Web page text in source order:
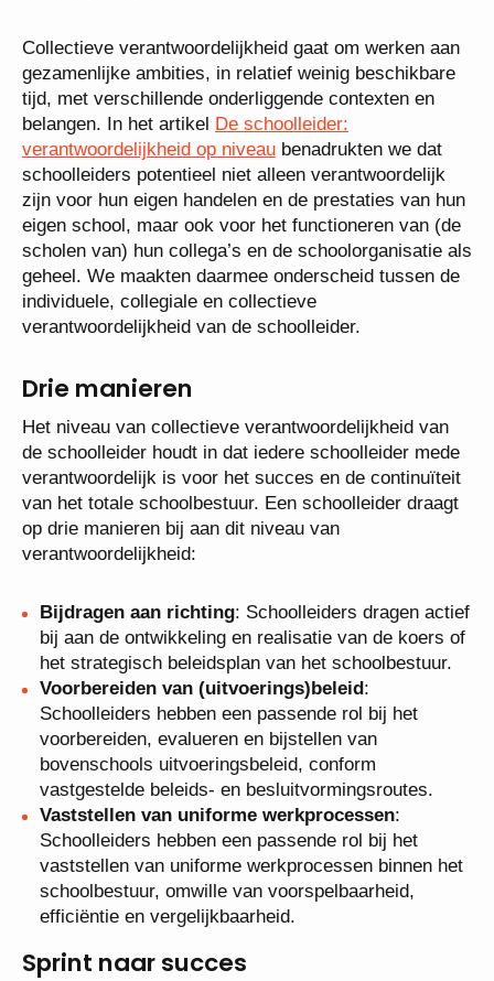
Collectieve verantwoordelijkheid gaat om werken aan
gezamenlijke ambities, in relatief weinig beschikbare
tijd, met verschillende onderliggende contexten en
belangen. In het artikel De schoolleider:
verantwoordelijkheid op niveau benadrukten we dat
schoolleiders potentieel niet alleen verantwoordelijk
zijn voor hun eigen handelen en de prestaties van hun
eigen school, maar ook voor het functioneren van (de
scholen van) hun collega’s en de schoolorganisatie als
geheel. We maakten daarmee onderscheid tussen de
individuele, collegiale en collectieve
verantwoordelijkheid van de schoolleider.
Drie manieren
Het niveau van collectieve verantwoordelijkheid van
de schoolleider houdt in dat iedere schoolleider mede
verantwoordelijk is voor het succes en de continuïteit
van het totale schoolbestuur. Een schoolleider draagt
op drie manieren bij aan dit niveau van
verantwoordelijkheid:
Bijdragen aan richting: Schoolleiders dragen actief
bij aan de ontwikkeling en realisatie van de koers of
het strategisch beleidsplan van het schoolbestuur.
Voorbereiden van (uitvoerings)beleid:
Schoolleiders hebben een passende rol bij het
voorbereiden, evalueren en bijstellen van
bovenschools uitvoeringsbeleid, conform
vastgestelde beleids- en besluitvormingsroutes.
Vaststellen van uniforme werkprocessen:
Schoolleiders hebben een passende rol bij het
vaststellen van uniforme werkprocessen binnen het
schoolbestuur, omwille van voorspelbaarheid,
efficiëntie en vergelijkbaarheid.
Sprint naar succes